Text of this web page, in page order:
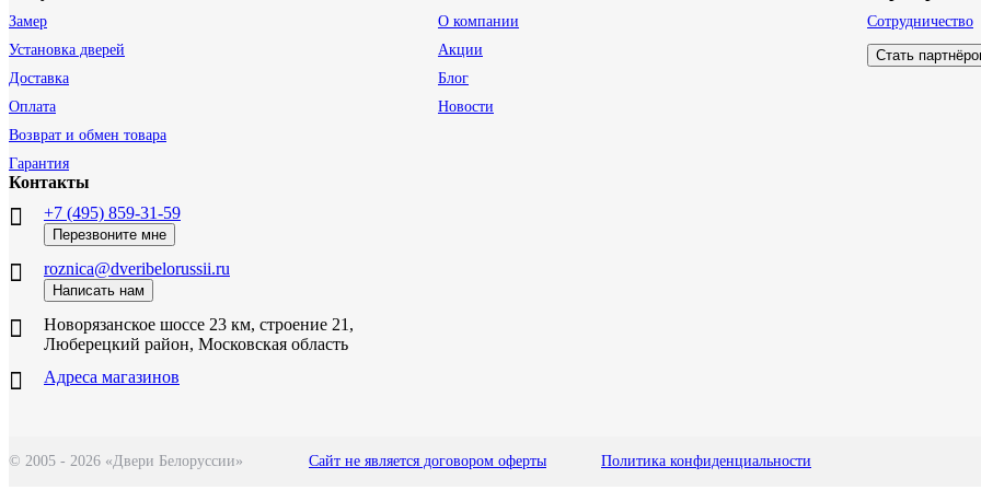
Замер
Установка дверей
Доставка
Оплата
Возврат и обмен товара
Гарантия
О компании
Акции
Блог
Новости
Сотрудничество
Стать
Контакты
+7 (495) 859-31-59
Перезвоните мне
roznica@dveribelorussii.ru
Написать нам
Новорязанское шоссе 23 км, строение 21,
Люберецкий район, Московская область
Адреса магазинов
© 2005 - 2026 «Двери Белоруссии» Сайт не является договором оферты Политика конфиденциальности